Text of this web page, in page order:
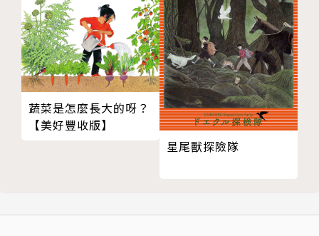
有英美文學學士學位外，克斯‧格雷也擁有廣告寫作的
文憑，這為日後的兒童寫作生涯奠定了基礎。
【關於繪者】
大衛．米爾格里姆 David Milgrim 插畫家也是一位作
者，擁有超過35本作品，其中包含《紐約時報》暢銷
書《Goodnight iPad》和《the Adventures of Ott
o series》。現與他的妻子居住在美國的麻薩諸塞州。
蔬菜是怎麼長大的呀？
【美好豐收版】
星尾獸探險隊